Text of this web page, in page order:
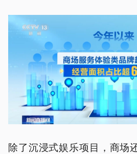
除了沉浸式娱乐项目，商场